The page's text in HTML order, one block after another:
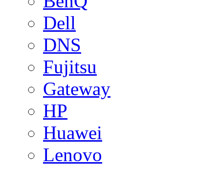
Dell
DNS
Fujitsu
Gateway
HP
Huawei
Lenovo